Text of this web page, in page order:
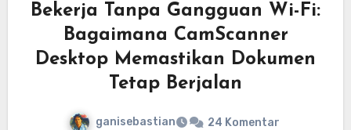
Bekerja Tanpa Gangguan Wi-Fi:
Bagaimana CamScanner
Desktop Memastikan Dokumen
Tetap Berjalan
ganisebastian 24 Komentar